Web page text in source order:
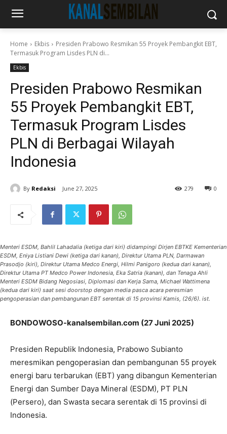
Home Ekbis
Presiden Prabowo Resmikan 55 Proyek Pembangkit EBT,
Termasuk Program Lisdes PLN di...
Ekbis
Presiden Prabowo Resmikan
55 Proyek Pembangkit EBT,
Termasuk Program Lisdes
PLN di Berbagai Wilayah
Indonesia
By Redaksi June 27, 2025 0
279
Menteri ESDM, Bahlil Lahadalia (ketiga dari kiri) didampingi Dirjen EBTKE Kementerian
ESDM, Eniya Listiani Dewi (ketiga dari kanan), Direktur Utama PLN, Darmawan
Prasodjo (kiri), Direktur Utama Medco Energi, Hilmi Panigoro (kedua dari kanan),
Direktur Utama PT Medco Power Indonesia, Eka Satria (kanan), dan Tenaga Ahli
Menteri ESDM Bidang Negosiasi, Diplomasi dan Kerja Sama, Michael Wattimena
(kedua dari kiri) saat sesi doorstop dengan media pasca acara peresmian
pengoperasian dan pembangunan EBT serentak di 15 provinsi Kamis, (26/6). ist.
BONDOWOSO-kanalsembilan.com (27 Juni 2025)
Presiden Republik Indonesia, Prabowo Subianto
meresmikan pengoperasian dan pembangunan 55 proyek
energi baru terbarukan (EBT) yang dibangun Kementerian
Energi dan Sumber Daya Mineral (ESDM), PT PLN
(Persero), dan Swasta secara serentak di 15 provinsi di
Indonesia.